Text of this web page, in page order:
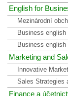
English for
Mezinárodní
Business english
Business
Marketing and
Innovative
Sales Strategies
Finance a